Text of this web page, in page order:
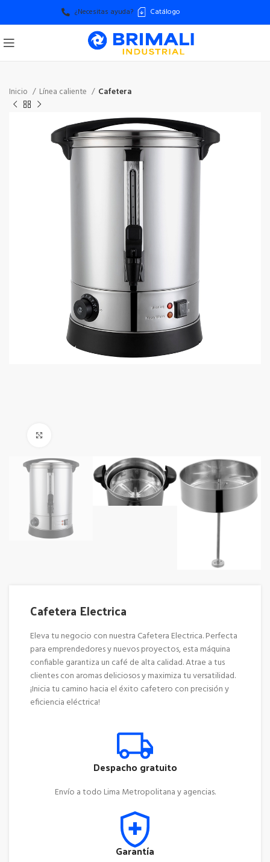
¿Necesitas ayuda? Catálogo
Inicio Línea caliente Cafetera
Cafetera Electrica
Eleva tu negocio con nuestra Cafetera Electrica. Perfecta
para emprendedores y nuevos proyectos, esta máquina
confiable garantiza un café de alta calidad. Atrae a tus
clientes con aromas deliciosos y maximiza tu versatilidad.
¡Inicia tu camino hacia el éxito cafetero con precisión y
eficiencia eléctrica!
Despacho gratuito
Envío a todo Lima Metropolitana y agencias.
Garantía